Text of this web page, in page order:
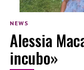
NEWS
Alessia
incubo»